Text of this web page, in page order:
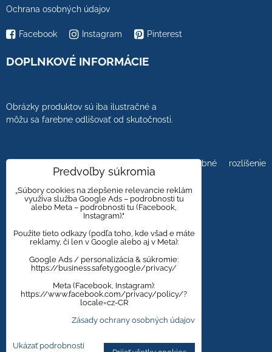
Ochrana osobných údajov
Facebook Instagram Pinterest
DOPLNKOVÉ INFORMÁCIE
Obrázky produktov sú iba ilustračné a
môžu sa farebne odlišovať od skutočnosti.
Farebnosť obrázkov tiež ovplyvňuje farebné rozlíšenie
zobrazovacej jednotky.
Obklady a dlažby s kameninovým, mramorovým,
dreveným dizajnom majú viacero kresieb,
aby bola zachovaná čo najväčšia autentickosť
prírodného materiálu.
Zmena cien vyhradená.
Predvoľby súkromia
„Súbory cookies na zlepšenie relevancie reklám
využíva služba Google Ads – podrobnosti tu
alebo Meta – podrobnosti tu (Facebook,
Instagram)."
Použite tieto odkazy (podľa toho, kde všad e máte
reklamy, či len v Google alebo aj v Meta):
Google Ads / personalizácia & súkromie:
https://business.safety.google/privacy/
Meta (Facebook, Instagram):
https://www.facebook.com/privacy/policy/?
locale=cz-CR
Zásady ochrany osobných údajov
Ukázať podrobnosti